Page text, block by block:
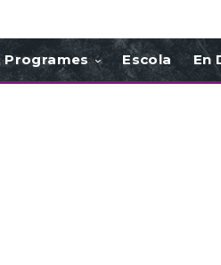
Programes Escola En